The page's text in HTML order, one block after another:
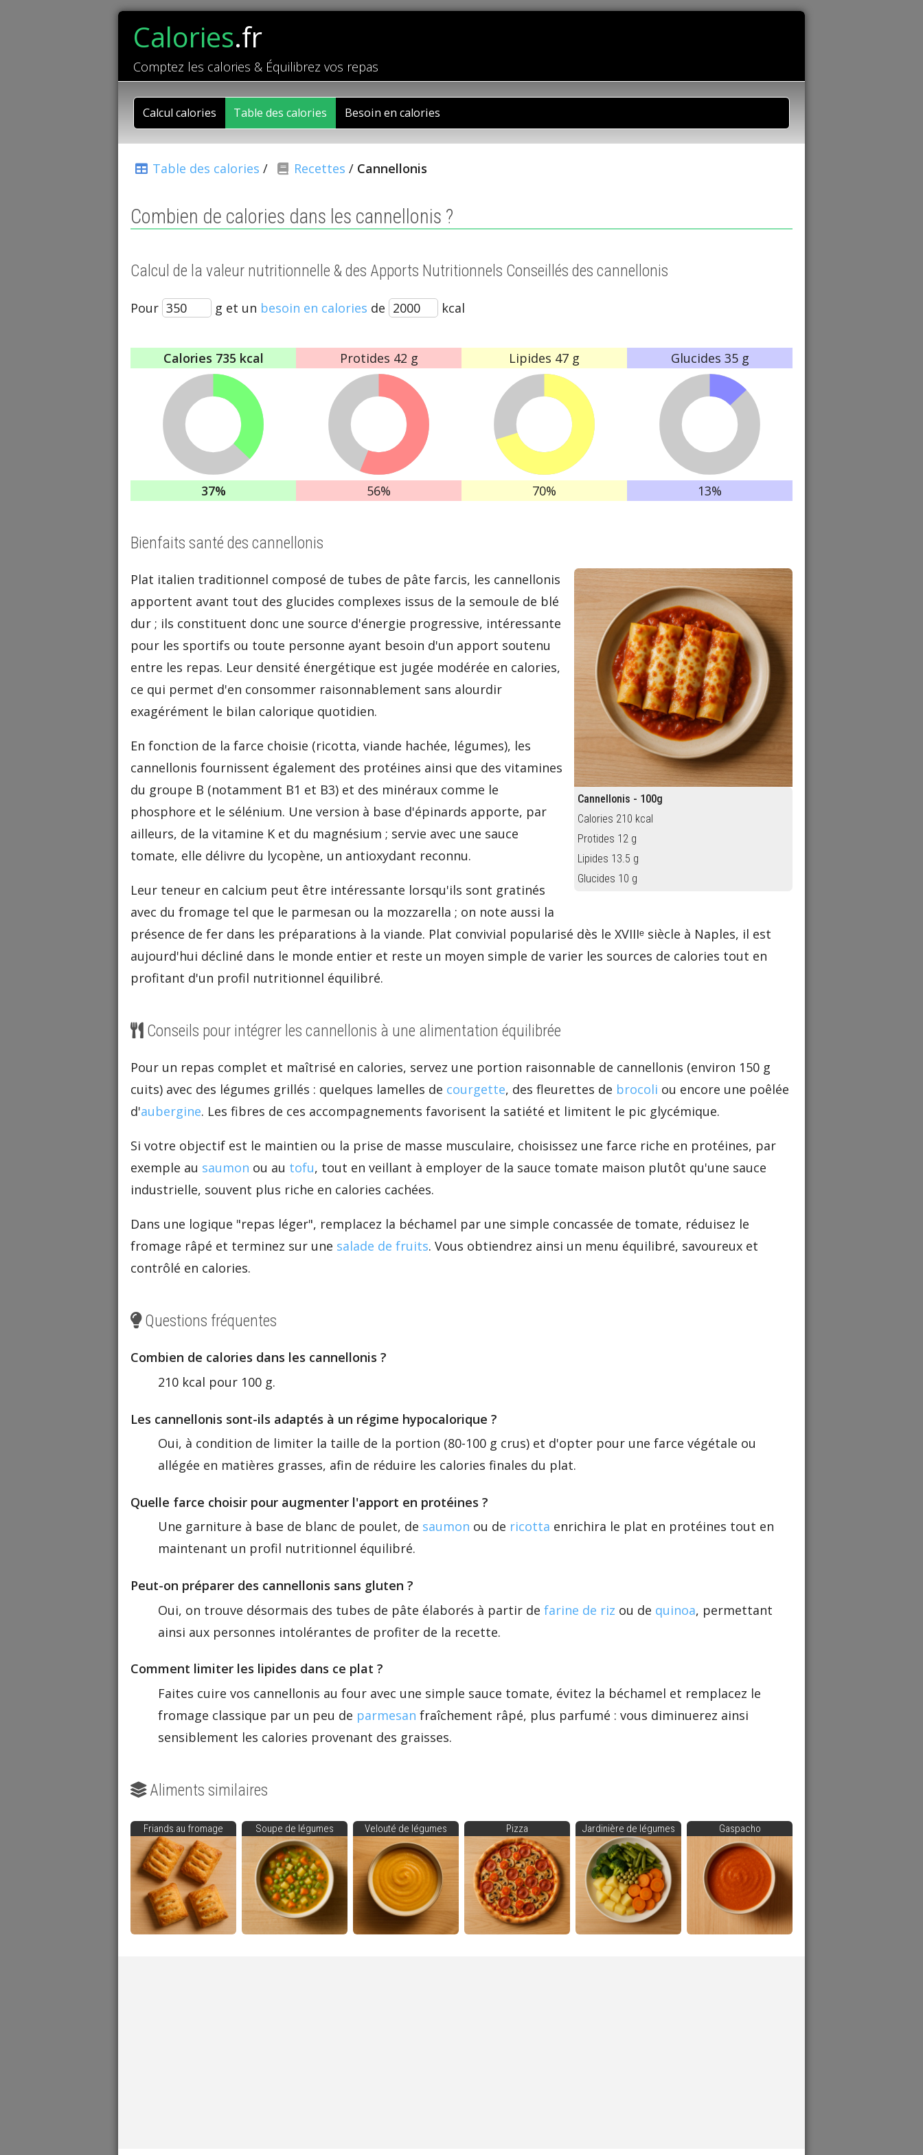
Calories.fr
Comptez les calories & Équilibrez vos repas
Calcul calories Table des calories Besoin en calories
Table des calories / Recettes / Cannellonis
Combien de calories dans les cannellonis ?
Calcul de la valeur nutritionnelle & des Apports Nutritionnels Conseillés des cannellonis
Pour g et un besoin en calories de kcal
Calories 735 kcal Protides 42 g Lipides 47 g Glucides 35 g
37% 56% 70% 13%
Bienfaits santé des cannellonis
Cannellonis - 100g
Calories 210 kcal
Protides 12 g
Lipides 13.5 g
Glucides 10 g
Plat italien traditionnel composé de tubes de pâte farcis, les cannellonis
apportent avant tout des glucides complexes issus de la semoule de blé
dur ; ils constituent donc une source d'énergie progressive, intéressante
pour les sportifs ou toute personne ayant besoin d'un apport soutenu
entre les repas. Leur densité énergétique est jugée modérée en calories,
ce qui permet d'en consommer raisonnablement sans alourdir
exagérément le bilan calorique quotidien.
En fonction de la farce choisie (ricotta, viande hachée, légumes), les
cannellonis fournissent également des protéines ainsi que des vitamines
du groupe B (notamment B1 et B3) et des minéraux comme le
phosphore et le sélénium. Une version à base d'épinards apporte, par
ailleurs, de la vitamine K et du magnésium ; servie avec une sauce
tomate, elle délivre du lycopène, un antioxydant reconnu.
Leur teneur en calcium peut être intéressante lorsqu'ils sont gratinés
avec du fromage tel que le parmesan ou la mozzarella ; on note aussi la
présence de fer dans les préparations à la viande. Plat convivial popularisé dès le XVIIIᵉ siècle à Naples, il est
aujourd'hui décliné dans le monde entier et reste un moyen simple de varier les sources de calories tout en
profitant d'un profil nutritionnel équilibré.
Conseils pour intégrer les cannellonis à une alimentation équilibrée
Pour un repas complet et maîtrisé en calories, servez une portion raisonnable de cannellonis (environ 150 g
cuits) avec des légumes grillés : quelques lamelles de courgette, des fleurettes de brocoli ou encore une poêlée
d'aubergine. Les fibres de ces accompagnements favorisent la satiété et limitent le pic glycémique.
Si votre objectif est le maintien ou la prise de masse musculaire, choisissez une farce riche en protéines, par
exemple au saumon ou au tofu, tout en veillant à employer de la sauce tomate maison plutôt qu'une sauce
industrielle, souvent plus riche en calories cachées.
Dans une logique "repas léger", remplacez la béchamel par une simple concassée de tomate, réduisez le
fromage râpé et terminez sur une salade de fruits. Vous obtiendrez ainsi un menu équilibré, savoureux et
contrôlé en calories.
Questions fréquentes
Combien de calories dans les cannellonis ?
210 kcal pour 100 g.
Les cannellonis sont-ils adaptés à un régime hypocalorique ?
Oui, à condition de limiter la taille de la portion (80-100 g crus) et d'opter pour une farce végétale ou
allégée en matières grasses, afin de réduire les calories finales du plat.
Quelle farce choisir pour augmenter l'apport en protéines ?
Une garniture à base de blanc de poulet, de saumon ou de ricotta enrichira le plat en protéines tout en
maintenant un profil nutritionnel équilibré.
Peut-on préparer des cannellonis sans gluten ?
Oui, on trouve désormais des tubes de pâte élaborés à partir de farine de riz ou de quinoa, permettant
ainsi aux personnes intolérantes de profiter de la recette.
Comment limiter les lipides dans ce plat ?
Faites cuire vos cannellonis au four avec une simple sauce tomate, évitez la béchamel et remplacez le
fromage classique par un peu de parmesan fraîchement râpé, plus parfumé : vous diminuerez ainsi
sensiblement les calories provenant des graisses.
Aliments similaires
Friands au fromage Soupe de légumes Velouté de légumes Pizza Jardinière de légumes Gaspacho